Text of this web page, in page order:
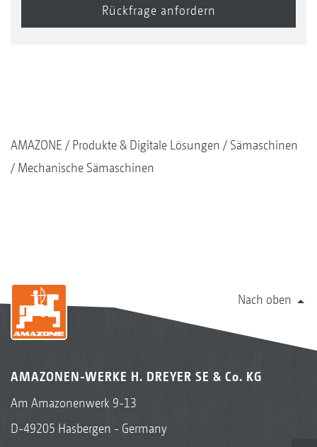
AMAZONE Produkte & Digitale Lösungen
Sämaschinen
Mechanische Sämaschinen
Nach oben
AMAZONEN-WERKE H. DREYER SE & Co. KG
Am Amazonenwerk 9-13
D-49205 Hasbergen - Germany